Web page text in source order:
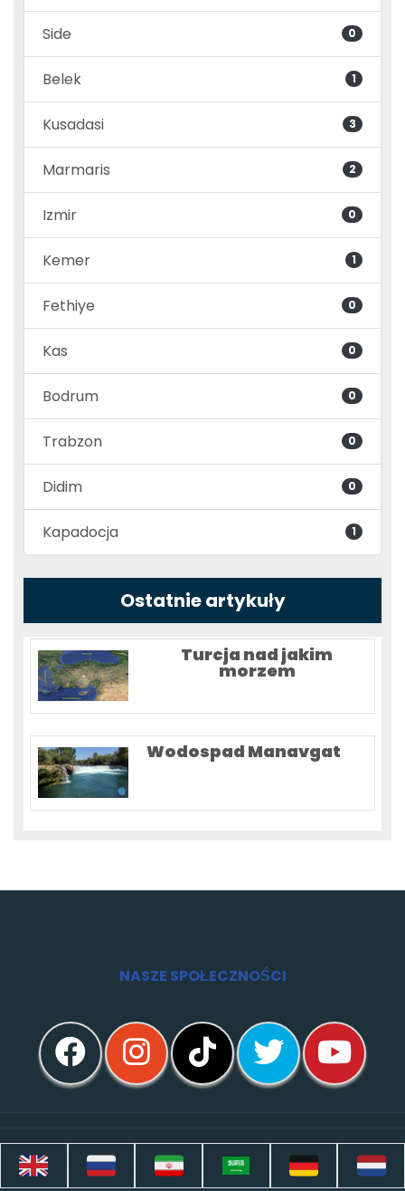
Side 0
Belek 1
Kusadasi 3
Marmaris 2
Izmir 0
Kemer 1
Fethiye 0
Kas 0
Bodrum 0
Trabzon 0
Didim 0
Kapadocja 1
Ostatnie artykuły
Turcja nad jakim
morzem
Wodospad Manavgat
NASZE SPOŁECZNOŚCI